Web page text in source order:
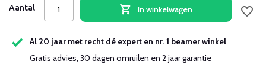
Aantal In winkelwagen
Al 20 jaar met recht dé expert en nr. 1 beamer winkel
Gratis advies, 30 dagen omruilen en 2 jaar garantie